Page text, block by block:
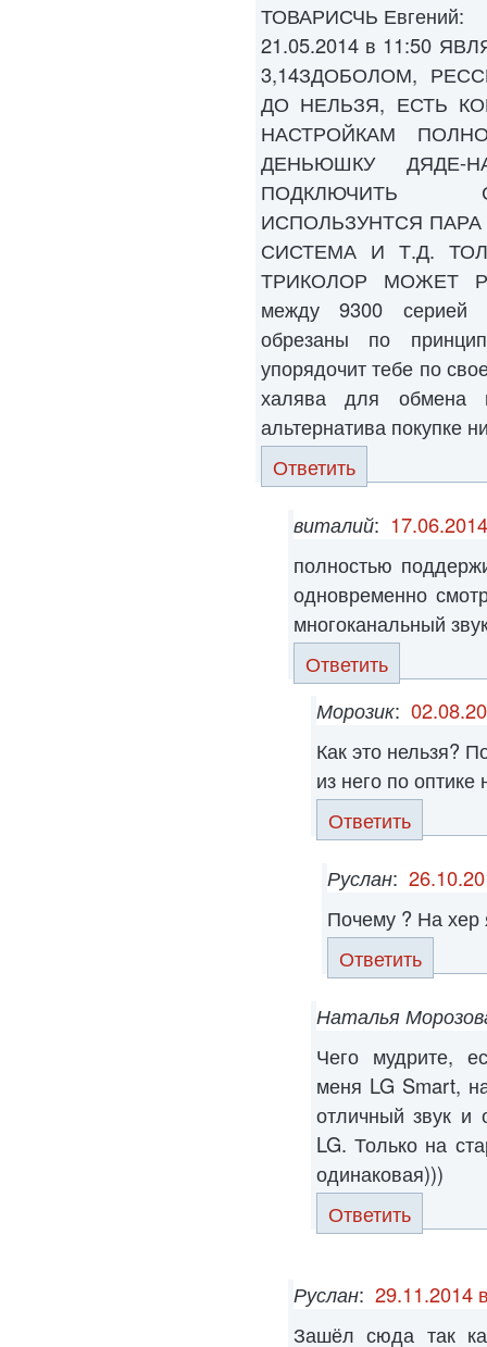
ТОВАРИСЧЬ Евгений:
21.05.2014 в 11:50
3,14ЗДОБОЛОМ,
ДО НЕЛЬЗЯ, ЕСТЬ
НАСТРОЙКАМ
ДЕНЬЮШКУ ДЯДЕ-
ПОДКЛЮЧИТЬ
ИСПОЛЬЗУНТСЯ
СИСТЕМА И Т.Д.
ТРИКОЛОР МОЖЕТ
между 9300 серией
обрезаны по
упорядочит тебе по
халява для обмена
альтернатива покупке
Ответить
виталий:
полностью
одновременно
многоканальный
Ответить
Морозик:
Как это нельзя?
из него по оптике
Ответить
Руслан:
Почему ? На хер
Ответить
Наталья
Чего мудрите,
меня LG Smart,
отличный звук и
LG. Только на
одинаковая)))
Ответить
Руслан: 29.11.2014
Зашёл сюда так